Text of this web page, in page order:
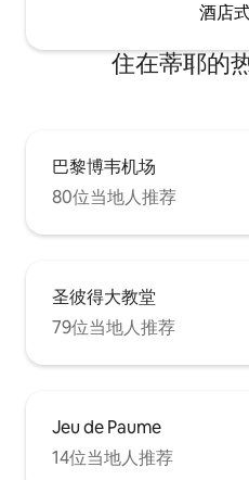
酒店
住在蒂耶的
巴黎博韦机场
80位当地人推荐
圣彼得大教堂
79位当地人推荐
Jeu de Paume
14位当地人推荐